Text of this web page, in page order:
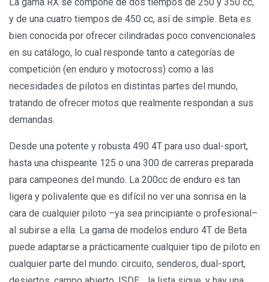
y de una cuatro tiempos de 450 cc, así de simple. Beta es
bien conocida por ofrecer cilindradas poco convencionales
en su catálogo, lo cual responde tanto a categorías de
competición (en enduro y motocross) como a las
necesidades de pilotos en distintas partes del mundo,
tratando de ofrecer motos que realmente respondan a sus
demandas.
Desde una potente y robusta 490 4T para uso dual-sport,
hasta una chispeante 125 o una 300 de carreras preparada
para campeones del mundo. La 200cc de enduro es tan
ligera y polivalente que es difícil no ver una sonrisa en la
cara de cualquier piloto –ya sea principiante o profesional–
al subirse a ella. La gama de modelos enduro 4T de Beta
puede adaptarse a prácticamente cualquier tipo de piloto en
cualquier parte del mundo: circuito, senderos, dual-sport,